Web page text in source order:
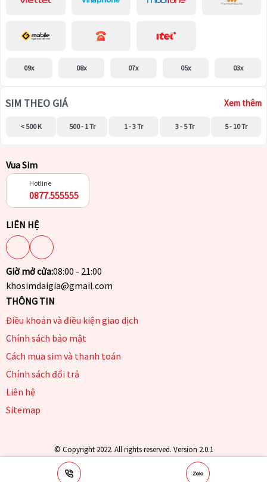
09x 08x 07x 05x 03x
SIM THEO GIÁ Xem thêm
< 500 K 500 - 1 Tr 1 - 3 Tr 3 - 5 Tr 5 - 10 Tr
Vua Sim
Hotline
0877.555555
LIÊN HỆ
Giờ mở cửa:08:00 - 21:00
khosimdaigia@gmail.com
THÔNG TIN
Điều khoản và điều kiện giao dịch
Chính sách bảo mật
Cách mua sim và thanh toán
Chính sách đổi trả
Liên hệ
Sitemap
© Copyright 2022. All rights reserved. Version 2.0.1